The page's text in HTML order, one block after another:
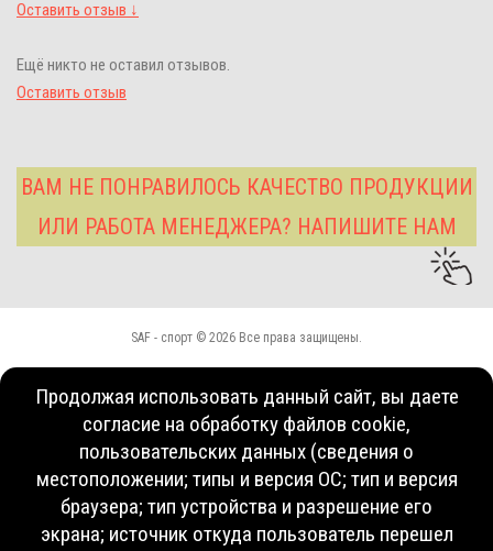
Оставить отзыв ↓
Ещё никто не оставил отзывов.
Оставить отзыв
ВАМ НЕ ПОНРАВИЛОСЬ КАЧЕСТВО ПРОДУКЦИИ
ИЛИ РАБОТА МЕНЕДЖЕРА? НАПИШИТЕ НАМ
SAF - спорт © 2026 Все права защищены.
Продолжая использовать данный сайт, вы даете
согласие на обработку файлов cookie,
пользовательских данных (сведения о
местоположении; типы и версия ОС; тип и версия
браузера; тип устройства и разрешение его
экрана; источник откуда пользователь перешел